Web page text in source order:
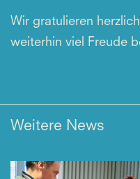
Wir gratulieren
weiterhin viel Freude
Weitere News